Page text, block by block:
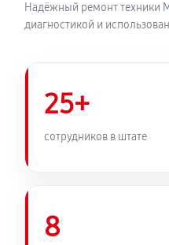
Надёжный ремонт техники
диагностикой и
25+
сотрудников в штате
8